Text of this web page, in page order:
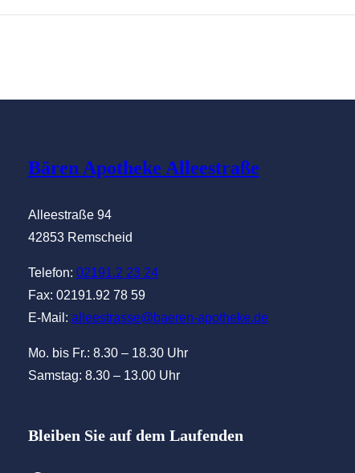
Bären Apotheke Alleestraße
Alleestraße 94
42853 Remscheid
Telefon: 02191.2 23 24
Fax: 02191.92 78 59
E-Mail: alleestrasse@baeren-apotheke.de
Mo. bis Fr.: 8.30 – 18.30 Uhr
Samstag: 8.30 – 13.00 Uhr
Bleiben Sie auf dem Laufenden